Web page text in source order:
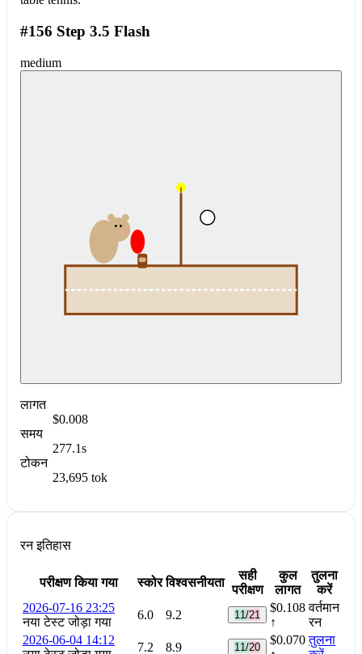
#156 Step 3.5 Flash
medium
लागत
$0.008
समय
277.1s
टोकन
23,695 tok
रन इतिहास
परीक्षण किया गया स्कोर विश्वसनीयता
सही
परीक्षण
कुल
लागत
तुलना
करें
2026-07-16 23:25
नया टेस्ट जोड़ा गया
6.0 9.2 11/21
$0.108
↑
वर्तमान
रन
2026-06-04 14:12
7.2 8.9 11/20
$0.070 तुलना